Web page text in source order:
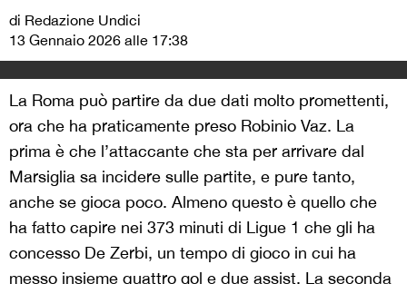
di Redazione Undici
13 Gennaio 2026 alle 17:38
La Roma può partire da due dati molto promettenti,
ora che ha praticamente preso Robinio Vaz. La
prima è che l’attaccante che sta per arrivare dal
Marsiglia sa incidere sulle partite, e pure tanto,
anche se gioca poco. Almeno questo è quello che
ha fatto capire nei 373 minuti di Ligue 1 che gli ha
concesso De Zerbi, un tempo di gioco in cui ha
messo insieme quattro gol e due assist. La seconda